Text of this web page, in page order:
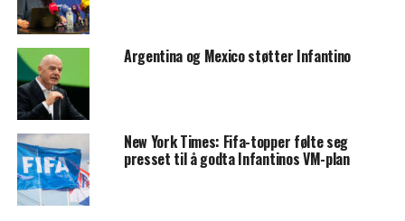
Argentina og Mexico støtter Infantino
New York Times: Fifa-topper følte seg
presset til å godta Infantinos VM-plan